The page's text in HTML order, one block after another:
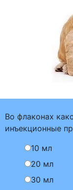
Во флаконах
инъекционные
10 мл
20 мл
30 мл